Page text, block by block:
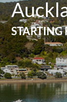
STARTING